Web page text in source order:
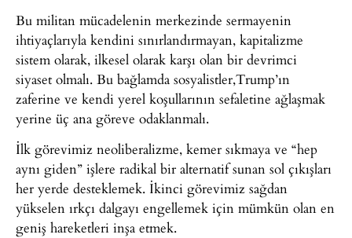
Bu militan mücadelenin merkezinde sermayenin
ihtiyaçlarıyla kendini sınırlandırmayan, kapitalizme
sistem olarak, ilkesel olarak karşı olan bir devrimci
siyaset olmalı. Bu bağlamda sosyalistler,Trump’ın
zaferine ve kendi yerel koşullarının sefaletine ağlaşmak
yerine üç ana göreve odaklanmalı.
İlk görevimiz neoliberalizme, kemer sıkmaya ve “hep
aynı giden” işlere radikal bir alternatif sunan sol çıkışları
her yerde desteklemek. İkinci görevimiz sağdan
yükselen ırkçı dalgayı engellemek için mümkün olan en
geniş hareketleri inşa etmek.